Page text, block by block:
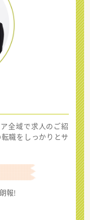
全域で求人のご紹
職をしっかりとサ
報!